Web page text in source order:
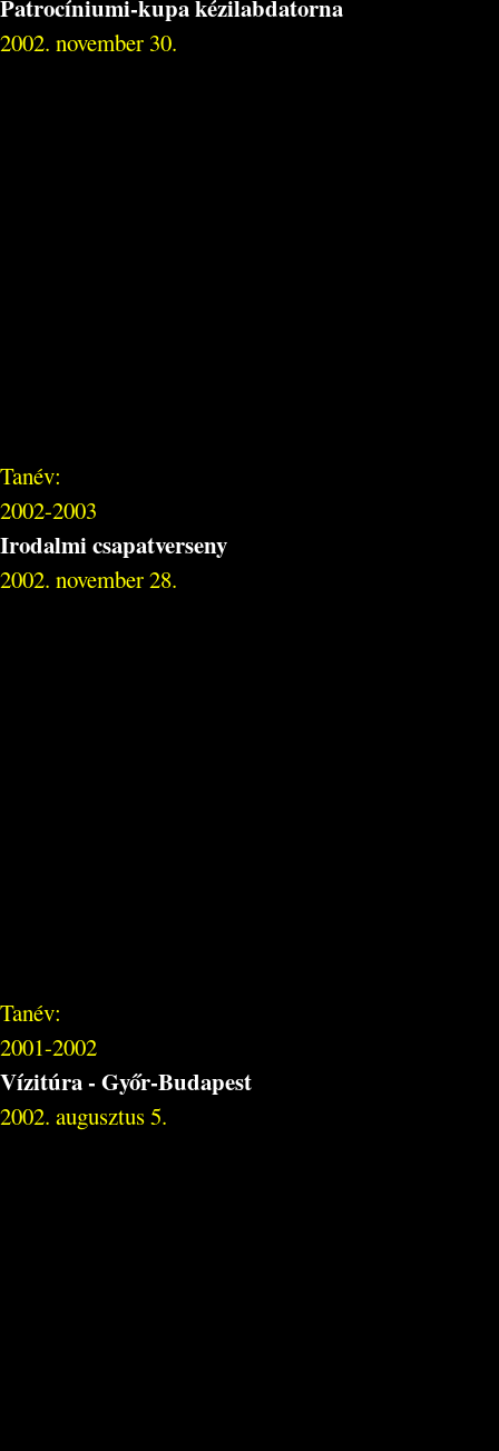
Patrocíniumi-kupa kézilabdatorna
2002. november 30.
Tanév:
2002-2003
Irodalmi csapatverseny
2002. november 28.
Tanév:
2001-2002
Vízitúra - Győr-Budapest
2002. augusztus 5.